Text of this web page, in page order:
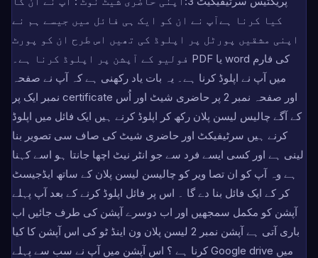
کیا کرنا ہےآپ نے ان کو ایک ہی فائل میں جیسے ہم نے
اپنی مشقیں پورٹل پر اپلوڈ کی تھیں اس طرح ان کو پورٹ
فولیو کے آپشن پر اپلوڈ کرنا ہے۔ PDF یا word کی فارم
میں آپ نے اپلوڈ کرنا ہے۔ یہ بات یاد رکھنی ہے کہ آپ نے صفحہ
نمبر ایک پر certificate اور صفحہ نمبر 2 پر حاضری شیٹ اور اُس
کے آگے چالیس لیسن پلان رکھ کر اپلوڈ کرنے ہیں ایک فائل میں اپلوڈ
کرنے ہیں سرٹیفیکٹ اور حاضری شیٹ کی صاف سی تصویر بنا
لینی ہے اور کسی ایسے فرد سے جو انٹر نیٹ اچھا جانتا ہو اسے کہنا
ہے وہ آپ کو ان تصا ویر کو چالیسن لیسن پلان کے ساتھ ایڈجیسٹ
کر کے ایک فائل بنا دے گا ۔ اس پر فائل اپلوڈ کرنے کے بعد آپ پہلے
آپشن کو مکمل سمجھیں اور اب دوسرے آپشن کی طرف جائیں اب
باری آتی ہے آپشن نمبر 2 لیسن پلان ون اینڈ ٹو کی اس آپشن کا کیا
کرنا ہے ؟ اس آپشن میں آپ نے سب سے پہلے Google drive میں